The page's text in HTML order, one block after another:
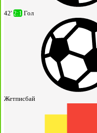
42' 2:1 Гол
Жетписбай